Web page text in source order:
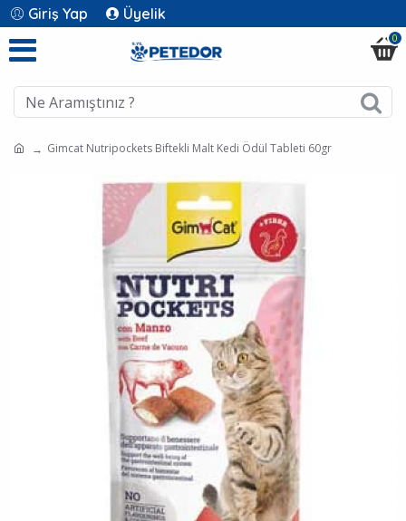
Giriş Yap Üyelik
0
Gimcat Nutripockets Biftekli Malt Kedi Ödül Tableti 60gr